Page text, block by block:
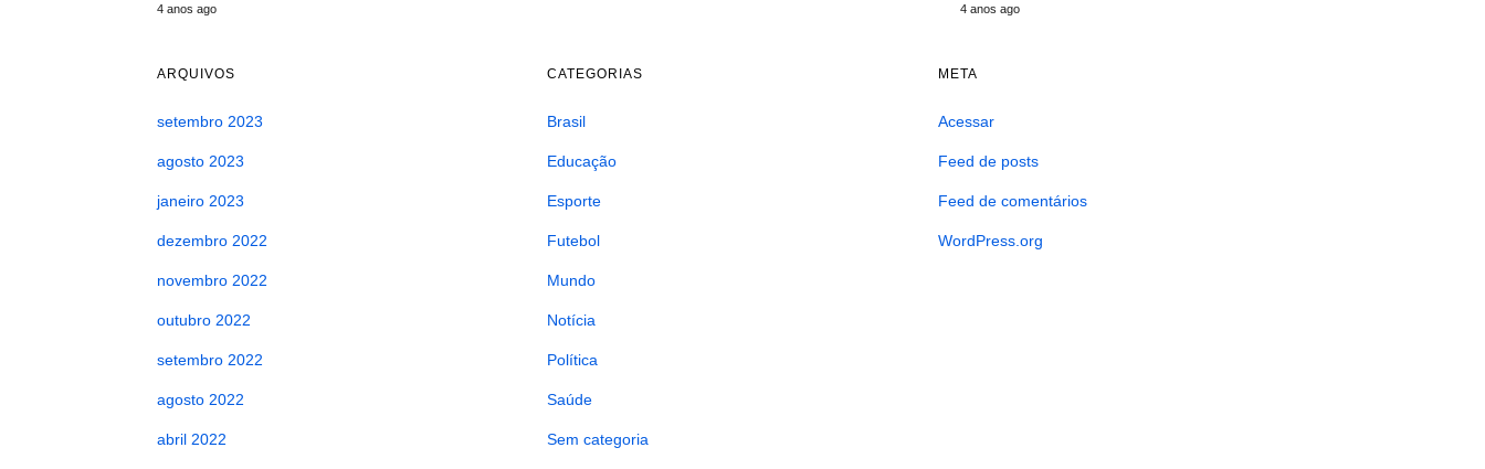
4 anos ago 4 anos ago
ARQUIVOS
setembro 2023
agosto 2023
janeiro 2023
dezembro 2022
novembro 2022
outubro 2022
setembro 2022
agosto 2022
abril 2022
CATEGORIAS
Brasil
Educação
Esporte
Futebol
Mundo
Notícia
Política
Saúde
Sem categoria
META
Acessar
Feed de posts
Feed de comentários
WordPress.org